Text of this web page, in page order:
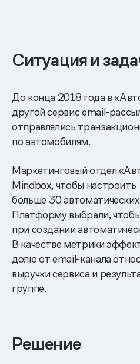
Ситуация и
До конца 2018 года в
другой сервис email-
отправлялись
по автомобилям.
Маркетинговый отдел
Mindbox, чтобы настроить
больше 30
Платформу выбрали,
при создании
В качестве метрики
долю от email-канала
выручки сервиса и
группе.
Решение